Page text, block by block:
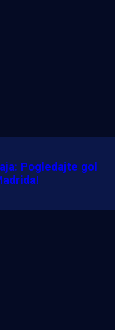
Pogledajte gol